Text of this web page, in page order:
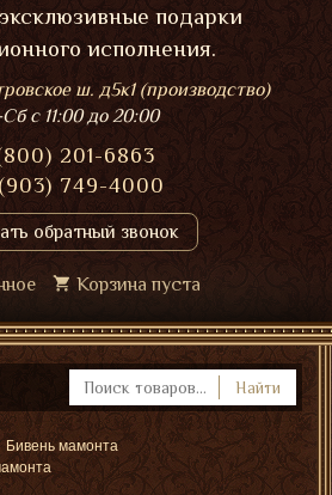
подарки
исполнения.
ш. д5к1 (производство)
с 11:00 до 20:00
201-6863
749-4000
обратный звонок
Корзина пуста
Найти
Бивень мамонта